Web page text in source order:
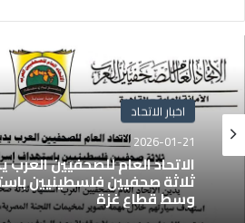
اخبار الاتحاد
2026-01-21
الاتحاد العام للصحفيين
ثلاثة صحفيين فلسطينيين
وسط قطاع غزة